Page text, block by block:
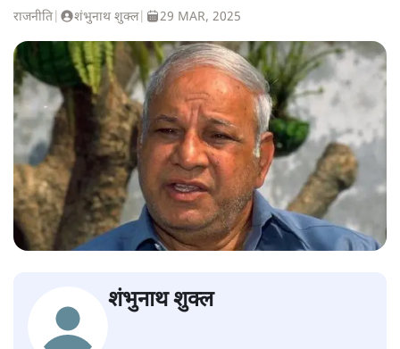
राजनीति शंभुनाथ शुक्ल| 29 MAR, 2025
शंभुनाथ शुक्ल